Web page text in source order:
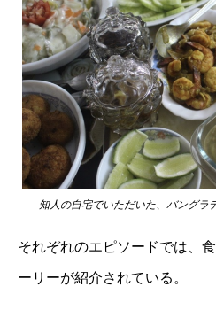
知人の自宅でいただいた、バングラ
それぞれのエピソードでは、
ーリーが紹介されている。